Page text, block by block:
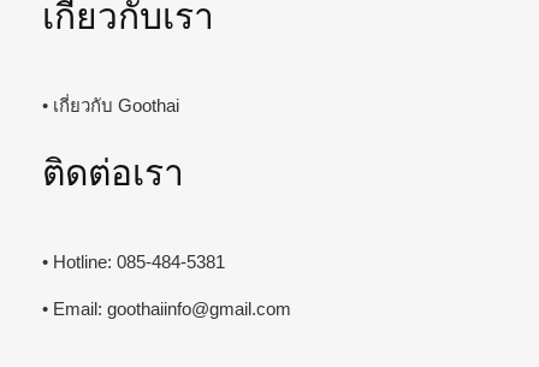
เกี่ยวกับเรา
• เกี่ยวกับ Goothai
ติดต่อเรา
• Hotline: 085-484-5381
• Email: goothaiinfo@gmail.com